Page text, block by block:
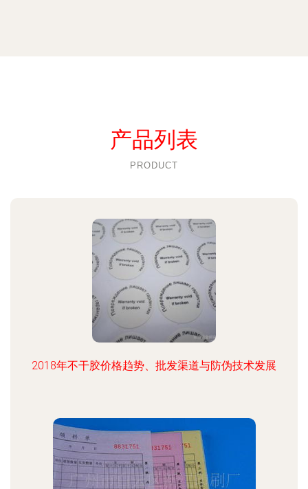
产品列表
PRODUCT
2018年不干胶价格趋势、批发渠道与防伪技术发展